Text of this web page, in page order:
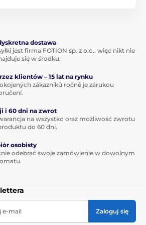
dostawa
jest firma FOTION sp. z o.o., więc nikt nie
się w środku.
klientów – 15 lat na rynku
zákazníků ročně je zárukou
i 60 dni na zwrot
na wszystko oraz możliwość zwrotu
do 60 dni.
osobisty
odebrać swoje zamówienie w dowolnym
e-mail Zaloguj się